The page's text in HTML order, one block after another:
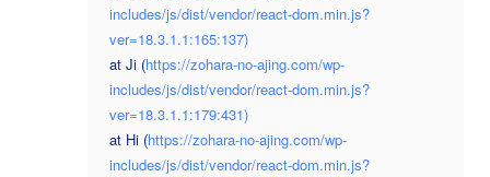
includes/js/dist/vendor/react-dom.min.js?
ver=18.3.1.1:165:137)
at Ji (https://zohara-no-ajing.com/wp-
includes/js/dist/vendor/react-dom.min.js?
ver=18.3.1.1:179:431)
at Hi (https://zohara-no-ajing.com/wp-
includes/js/dist/vendor/react-dom.min.js?